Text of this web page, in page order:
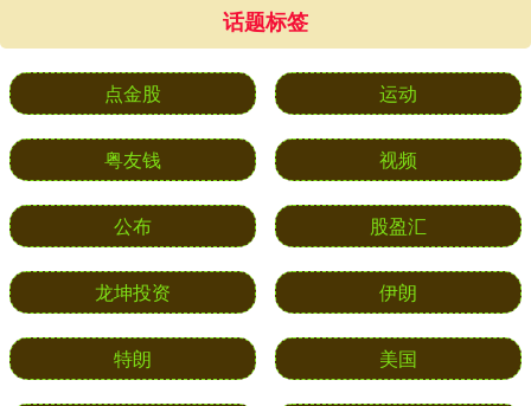
话题标签
点金股 运动
粤友钱 视频
公布 股盈汇
龙坤投资 伊朗
特朗 美国